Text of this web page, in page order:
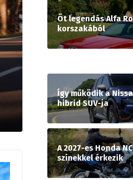
Öt legendás Alfa
korszakából
Így működik a
hibrid SUV-ja
A 2027-es Honda
színekkel érkezik